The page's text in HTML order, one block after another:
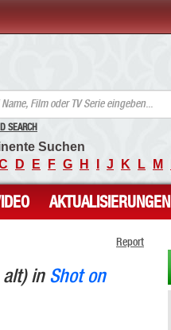
SEARCH
Suchen
D E F G H J K L M
AKTUALISIERUNGEN
Report
in Shot on